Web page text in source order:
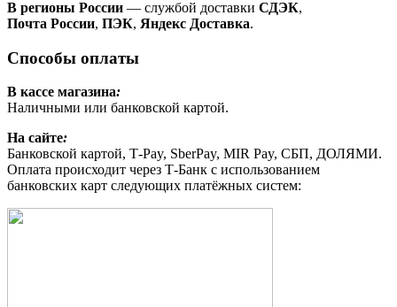
В регионы России — службой доставки СДЭК,
Почта России, ПЭК, Яндекс Доставка.
Способы оплаты
В кассе магазина:
Наличными или банковской картой.
На сайте:
Банковской картой, Т-Pay, SberPay, MIR Pay, СБП, ДОЛЯМИ.
Оплата происходит через Т-Банк с использованием
банковских карт следующих платёжных систем: